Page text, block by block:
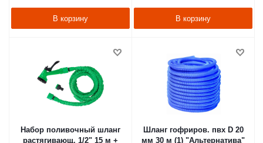
В корзину В корзину
Набор поливочный шланг
растягивающ. 1/2" 15 м +
Шланг гофриров. пвх D 20
мм 30 м (1) "Альтернатива"